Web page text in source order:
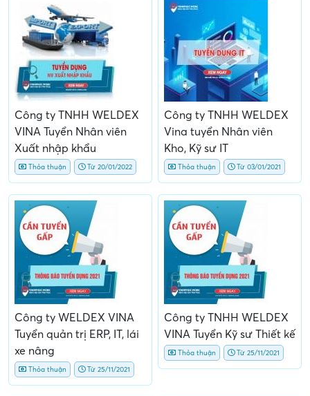
Công ty TNHH WELDEX
VINA Tuyển Nhân viên
Xuất nhập khẩu
Thỏa thuận Từ 20/01/2022
Công ty TNHH WELDEX
Vina tuyển Nhân viên
Kho, Kỹ sư IT
Thỏa thuận Từ 03/01/2021
Công ty WELDEX VINA
Tuyển quản trị ERP, IT, lái
xe nâng
Thỏa thuận Từ 25/11/2021
Công ty TNHH WELDEX
VINA Tuyển Kỹ sư Thiết kế
Thỏa thuận Từ 25/11/2021